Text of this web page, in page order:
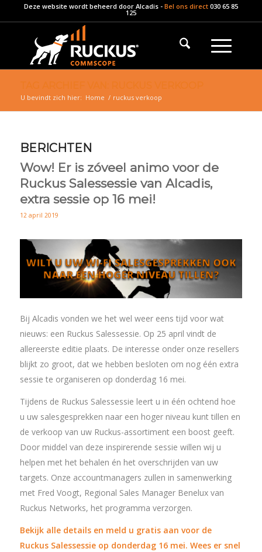
Deze website wordt beheerd door Alcadis- Bel ons direct 030 65 85
125
U bevindt zich hier: Home / ruckus verkoop
BERICHTEN
Wow! Er is zóveel animo voor de
Ruckus Salessessie van Alcadis,
extra sessie op 16 mei!
12 april 2019
Bij Alcadis vonden we het wel weer eens tijd voor wat
nieuws: een Ruckus Salessessie. Op 25 april vindt de
allereerste editie plaats. De interesse onder onze resellers
blijkt zo groot, dat we hebben besloten om nog één extra
sessie te organiseren op donderdag 16 mei.
Tijdens de Ruckus Salessessie leert u in één ochtend hoe
u uw salesgesprekken naar een hoger niveau kunt tillen en
de verkoop van uw Ruckus-assortiment een boost geeft.
Door middel van deze inspirerende sessie willen wij u
helpen met het behalen én het overschrijden van uw
targets. Onze accountmanagers zullen in samenwerking
met Fred Voogt, Regional Sales Manager Benelux van
Ruckus Networks, het programma verzorgen.
Bekijk alle details en meld u gratis aan voor de
Ruckus Salessessie op donderdag 16 mei. Wees er snel